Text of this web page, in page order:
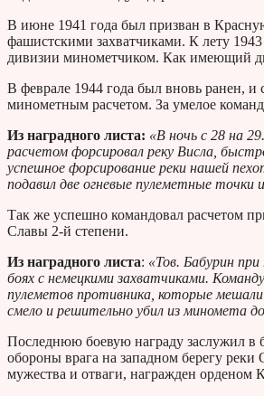
В июне 1941 года был призван в
фашистскими захватчиками. К лету 1943
дивизии минометчиком. Как имеющий
В феврале 1944 года был вновь ранен,
минометным расчетом. За умелое
Из наградного листа: «В ночь с 28 на
расчетом форсировал реку Висла,
успешное форсирование реки нашей
подавил две огневые пулеметные
Так же успешно командовал расчетом
Славы 2-й степени.
Из наградного листа: «Тов. Бабурин
боях с немецкими захватчиками.
пулеметов противника, которые
смело и решительно убил из миномета
Последнюю боевую награду заслужил в
обороны врага на западном берегу
мужества и отваги, награжден орденом